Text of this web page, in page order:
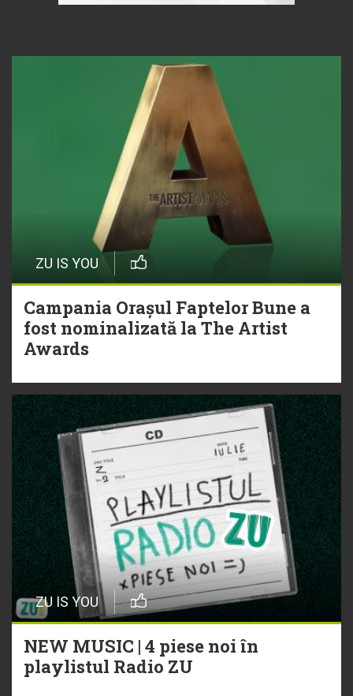
ZU IS YOU
Campania Orașul Faptelor Bune a
fost nominalizată la The Artist
Awards
ZU IS YOU
NEW MUSIC | 4 piese noi în
playlistul Radio ZU